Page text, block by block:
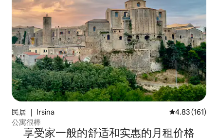
民居 ｜ Irsina 平均评分 4.83
4.83 (161)
公寓很棒
享受家一般的舒适和实惠的月租价格